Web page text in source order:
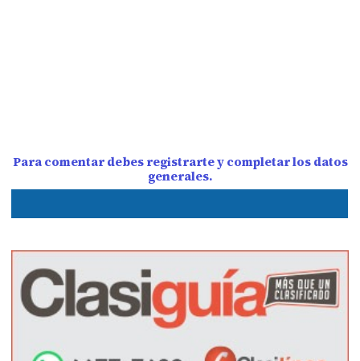
Para comentar debes registrarte y completar los datos
generales.